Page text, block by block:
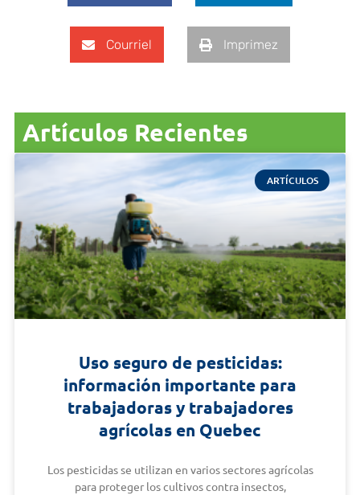
Courriel Imprimez
Artículos Recientes
ARTÍCULOS
Uso seguro de pesticidas:
información importante para
trabajadoras y trabajadores
agrícolas en Quebec
Los pesticidas se utilizan en varios sectores agrícolas
para proteger los cultivos contra insectos,